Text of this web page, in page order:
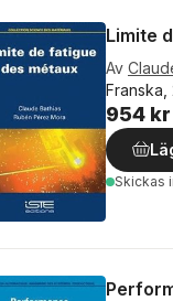
Limite
Av
Franska,
954 kr
Skickas